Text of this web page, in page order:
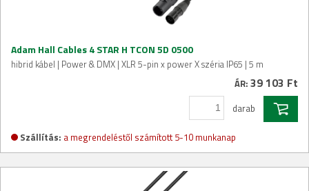
Adam Hall Cables 4 STAR H TCON 5D 0500
hibrid kábel | Power & DMX | XLR 5-pin x power X széria IP65 | 5 m
ÁR: 39 103 Ft
darab
Szállítás: a megrendeléstől számított 5-10 munkanap